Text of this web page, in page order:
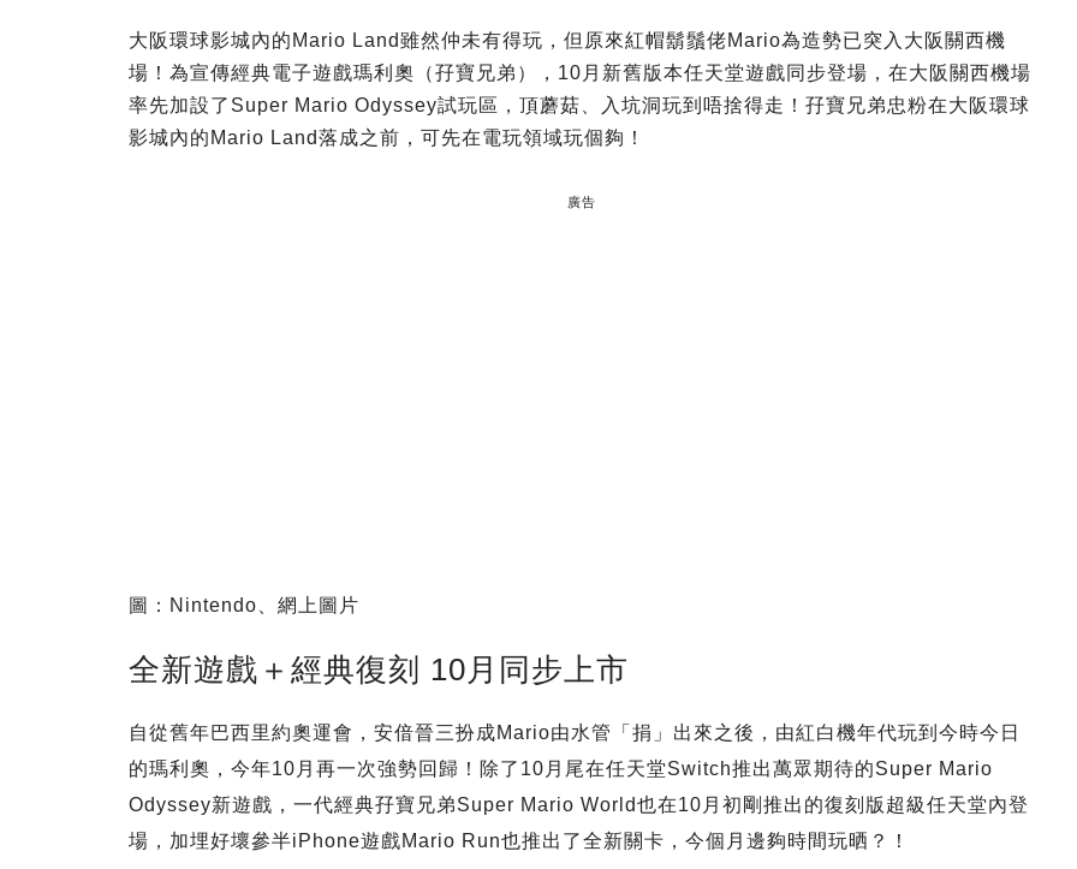
大阪環球影城內的Mario Land雖然仲未有得玩，但原來紅帽鬍鬚佬Mario為造勢已突入大阪關西機
場！為宣傳經典電子遊戲瑪利奧（孖寶兄弟），10月新舊版本任天堂遊戲同步登場，在大阪關西機場
率先加設了Super Mario Odyssey試玩區，頂蘑菇、入坑洞玩到唔捨得走！孖寶兄弟忠粉在大阪環球
影城內的Mario Land落成之前，可先在電玩領域玩個夠！
廣告
圖：Nintendo、網上圖片
全新遊戲＋經典復刻 10月同步上市
自從舊年巴西里約奧運會，安偣晉三扮成Mario由水管「捐」出來之後，由紅白機年代玩到今時今日
的瑪利奧，今年10月再一次強勢回歸！除了10月尾在任天堂Switch推出萬眾期待的Super Mario
Odyssey新遊戲，一代經典孖寶兄弟Super Mario World也在10月初剛推出的復刻版超級任天堂內登
場，加埋好壞參半iPhone遊戲Mario Run也推出了全新關卡，今個月邊夠時間玩晒？！